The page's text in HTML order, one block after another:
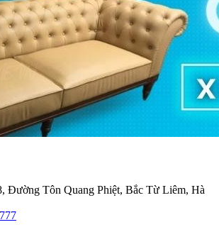
Đường Tôn Quang Phiệt, Bắc Từ Liêm, Hà